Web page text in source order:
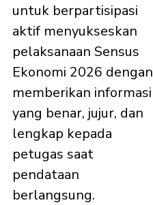
untuk berpartisipasi
aktif menyukseskan
pelaksanaan Sensus
Ekonomi 2026 dengan
memberikan informasi
yang benar, jujur, dan
lengkap kepada
petugas saat
pendataan
berlangsung.